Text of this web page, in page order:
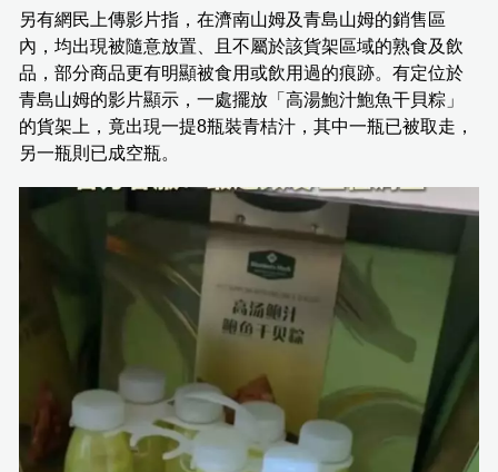
另有網民上傳影片指，在濟南山姆及青島山姆的銷售區
內，均出現被隨意放置、且不屬於該貨架區域的熟食及飲
品，部分商品更有明顯被食用或飲用過的痕跡。有定位於
青島山姆的影片顯示，一處擺放「高湯鮑汁鮑魚干貝粽」
的貨架上，竟出現一提8瓶裝青桔汁，其中一瓶已被取走，
另一瓶則已成空瓶。